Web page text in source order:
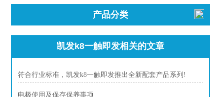
产品分类
凯发k8一触即发相关的文章
符合行业标准，凯发k8一触即发推出全新配套产品系列!
电极使用及保存保养事项